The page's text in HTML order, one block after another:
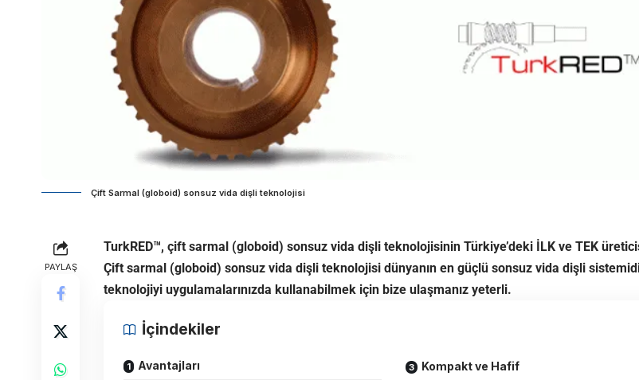
Çift Sarmal (globoid) sonsuz vida dişli teknolojisi
PAYLAŞ
TurkRED™, çift sarmal (globoid) sonsuz vida dişli teknolojisinin Türkiye’deki İLK ve TEK
Çift sarmal (globoid) sonsuz vida dişli teknolojisi dünyanın en güçlü sonsuz vida dişli
teknolojiyi uygulamalarınızda kullanabilmek için bize ulaşmanız yeterli.
İçindekiler
Avantajları Kompakt ve Hafif